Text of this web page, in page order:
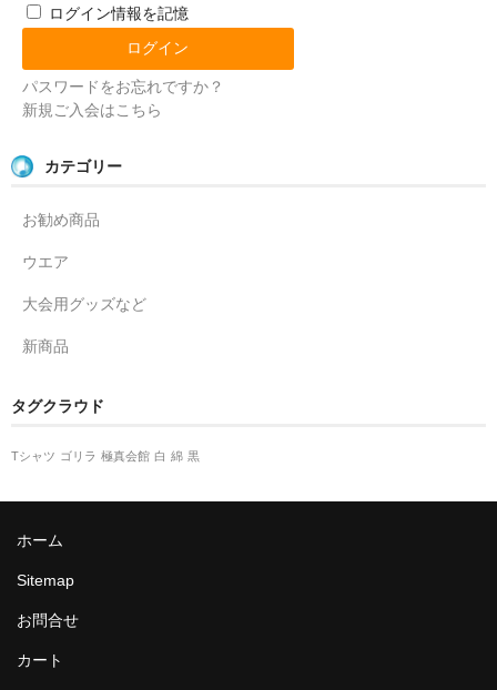
ログイン情報を記憶
パスワードをお忘れですか？
新規ご入会はこちら
カテゴリー
お勧め商品
ウエア
大会用グッズなど
新商品
タグクラウド
Tシャツ ゴリラ 極真会館 白 綿 黒
ホーム
Sitemap
お問合せ
カート